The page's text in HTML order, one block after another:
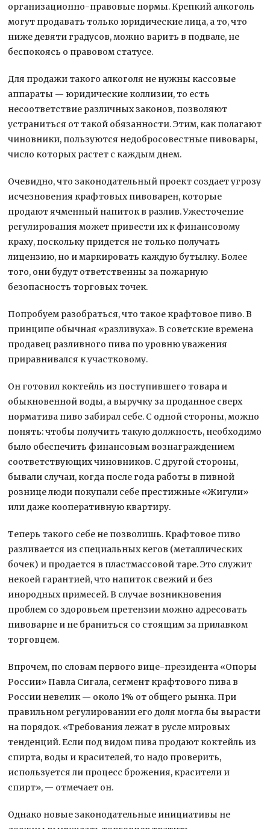
организационно-правовые нормы. Крепкий алкоголь
могут продавать только юридические лица, а то, что
ниже девяти градусов, можно варить в подвале, не
беспокоясь о правовом статусе.
Для продажи такого алкоголя не нужны кассовые
аппараты — юридические коллизии, то есть
несоответствие различных законов, позволяют
устраниться от такой обязанности. Этим, как полагают
чиновники, пользуются недобросовестные пивовары,
число которых растет с каждым днем.
Очевидно, что законодательный проект создает угрозу
исчезновения крафтовых пивоварен, которые
продают ячменный напиток в разлив. Ужесточение
регулирования может привести их к финансовому
краху, поскольку придется не только получать
лицензию, но и маркировать каждую бутылку. Более
того, они будут ответственны за пожарную
безопасность торговых точек.
Попробуем разобраться, что такое крафтовое пиво. В
принципе обычная «разливуха». В советские времена
продавец разливного пива по уровню уважения
приравнивался к участковому.
Он готовил коктейль из поступившего товара и
обыкновенной воды, а выручку за проданное сверх
норматива пиво забирал себе. С одной стороны, можно
понять: чтобы получить такую должность, необходимо
было обеспечить финансовым вознаграждением
соответствующих чиновников. С другой стороны,
бывали случаи, когда после года работы в пивной
рознице люди покупали себе престижные «Жигули»
или даже кооперативную квартиру.
Теперь такого себе не позволишь. Крафтовое пиво
разливается из специальных кегов (металлических
бочек) и продается в пластмассовой таре. Это служит
некоей гарантией, что напиток свежий и без
инородных примесей. В случае возникновения
проблем со здоровьем претензии можно адресовать
пивоварне и не браниться со стоящим за прилавком
торговцем.
Впрочем, по словам первого вице-президента «Опоры
России» Павла Сигала, сегмент крафтового пива в
России невелик — около 1% от общего рынка. При
правильном регулировании его доля могла бы вырасти
на порядок. «Требования лежат в русле мировых
тенденций. Если под видом пива продают коктейль из
спирта, воды и красителей, то надо проверить,
используется ли процесс брожения, красители и
спирт», — отмечает он.
Однако новые законодательные инициативы не